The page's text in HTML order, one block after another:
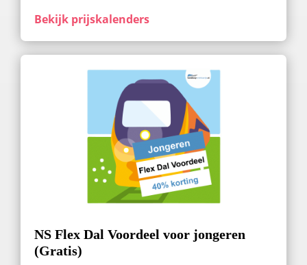
Bekijk prijskalenders
NS Flex Dal Voordeel voor jongeren
(Gratis)